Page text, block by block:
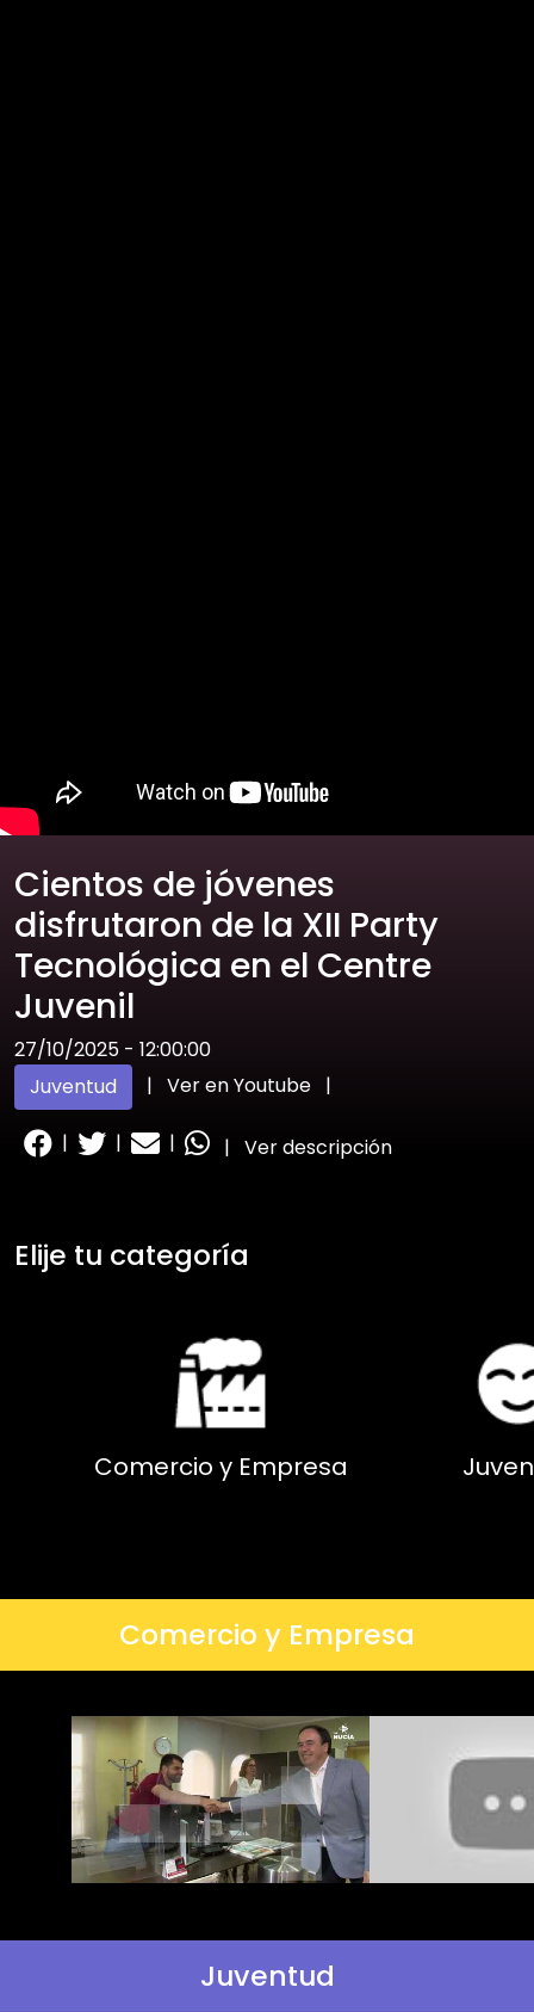
Cientos de jóvenes
disfrutaron de la XII Party
Tecnológica en el Centre
Juvenil
27/10/2025 - 12:00:00
Juventud
| Ver en Youtube |
| | | | Ver descripción
Elije tu categoría
Comercio y Empresa
Comercio y Empresa
Juventud